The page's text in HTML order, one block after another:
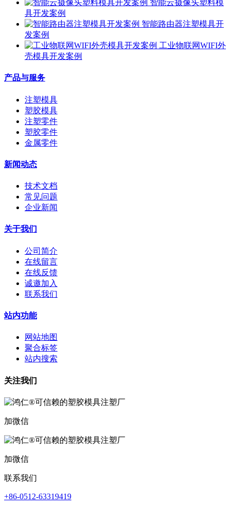
智能云摄像头塑料模
具开发案例
智能路由器注塑模具开
发案例
工业物联网WIFI外
壳模具开发案例
产品与服务
注塑模具
塑胶模具
注塑零件
塑胶零件
金属零件
新闻动态
技术文档
常见问题
企业新闻
关于我们
公司简介
在线留言
在线反馈
诚邀加入
联系我们
站内功能
网站地图
聚合标签
站内搜索
关注我们
加微信
加微信
联系我们
+86-0512-63319419